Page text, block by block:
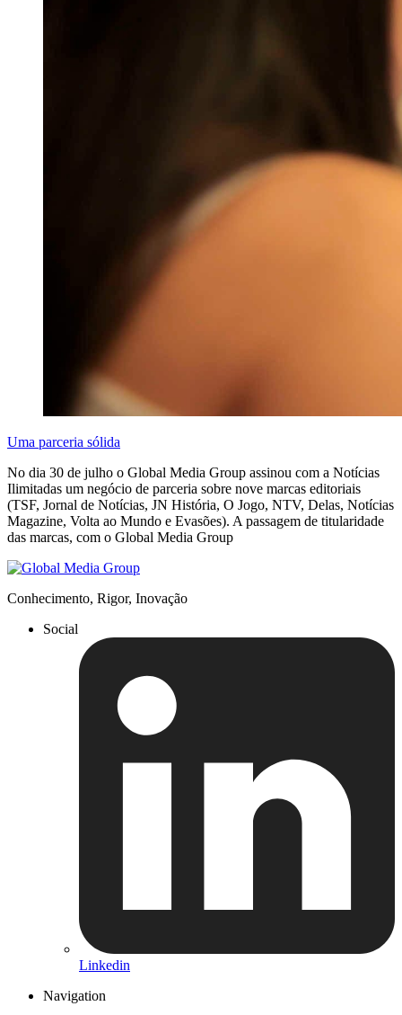
Uma parceria sólida
No dia 30 de julho o Global Media Group assinou com a Notícias
Ilimitadas um negócio de parceria sobre nove marcas editoriais
(TSF, Jornal de Notícias, JN História, O Jogo, NTV, Delas, Notícias
Magazine, Volta ao Mundo e Evasões). A passagem de titularidade
das marcas, com o Global Media Group
Conhecimento, Rigor, Inovação
Social
Linkedin
Navigation